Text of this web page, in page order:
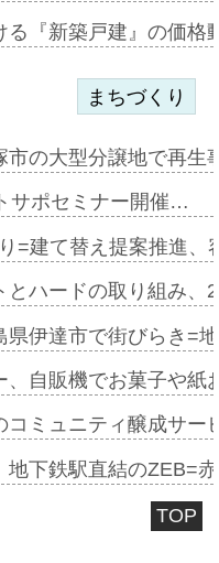
る『新築戸建』の価
まちづくり
市の大型分譲地で再
サポセミナー開催…
=建て替え提案推進
とハードの取り組み
県伊達市で街びらき=
、自販機でお菓子や
コミュニティ醸成サ
地下鉄駅直結のZEB=
TOP